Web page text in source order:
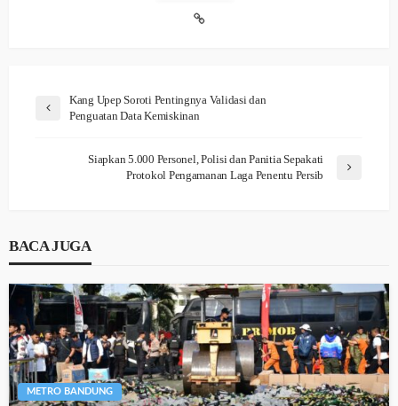
Kang Upep Soroti Pentingnya Validasi dan
Penguatan Data Kemiskinan
Siapkan 5.000 Personel, Polisi dan Panitia Sepakati
Protokol Pengamanan Laga Penentu Persib
BACA JUGA
METRO BANDUNG